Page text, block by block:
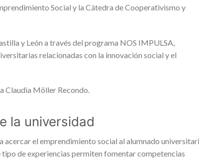
Social y la Cátedra de Cooperativismo y
y León a través del programa NOS IMPULSA,
relacionadas con la innovación social y el
Claudia Möller Recondo.
la universidad
acercar el emprendimiento social al alumnado
de experiencias permiten fomentar competencias